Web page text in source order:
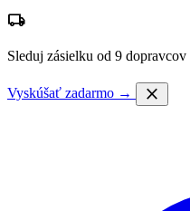
local_shipping
Sleduj zásielku od 9 dopravcov
Vyskúšať zadarmo → close